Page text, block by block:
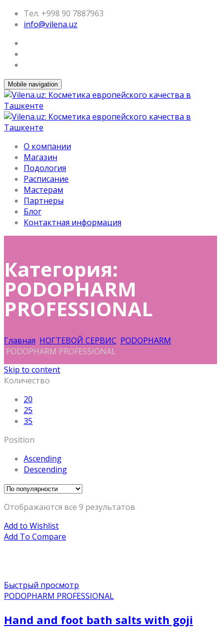
Тел. +998 90 7887963
info@vilena.uz
Mobile navigation
О компании
Магазин
Подология
Расписание
Мастерам
Партнеры
Блог
Контактная информация
Категория:
PODOPHARM
PROFESSIONAL
Главная НОГТЕВОЙ СЕРВИС PODOPHARM
PODOPHARM PROFESSIONAL
Skip to content
Количество
20
25
35
Position
Ascending
Descending
Отображаются все 9 результатов
Add to Wishlist
Add To Compare
Быстрый просмотр
PODOPHARM PROFESSIONAL
Hand and foot bath salts with goji